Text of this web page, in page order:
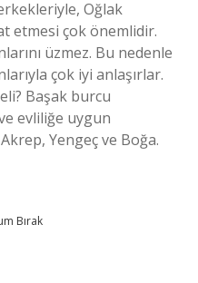
Oğlak
etmesi çok önemlidir.
üzmez. Bu nedenle
çok iyi anlaşırlar.
Başak burcu
evliliğe uygun
Yengeç ve Boğa.
Bırak